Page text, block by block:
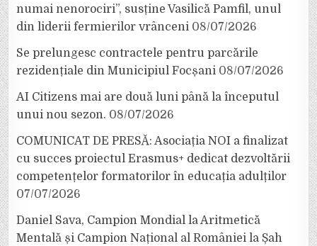
numai nenorociri”, susține Vasilică Pamfil, unul
din liderii fermierilor vrânceni 08/07/2026
Se prelungesc contractele pentru parcările
rezidențiale din Municipiul Focșani 08/07/2026
AI Citizens mai are două luni până la începutul
unui nou sezon. 08/07/2026
COMUNICAT DE PRESĂ: Asociația NOI a finalizat
cu succes proiectul Erasmus+ dedicat dezvoltării
competențelor formatorilor în educația adulților
07/07/2026
Daniel Sava, Campion Mondial la Aritmetică
Mentală și Campion Național al României la Șah